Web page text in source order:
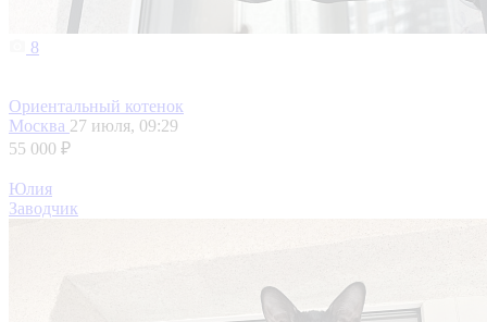
8
Ориентальный котенок
Москва 27 июля, 09:29
55 000 ₽
Юлия
Заводчик